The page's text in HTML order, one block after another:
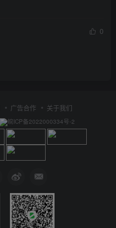
0
广告合作 关于我们
皖ICP备2022000334号-2